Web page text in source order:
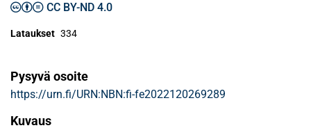
CC BY-ND 4.0
Lataukset 334
Pysyvä osoite
https://urn.fi/URN:NBN:fi-fe2022120269289
Kuvaus